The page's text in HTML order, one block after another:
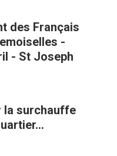
des Français
-
- St Joseph
la surchauffe